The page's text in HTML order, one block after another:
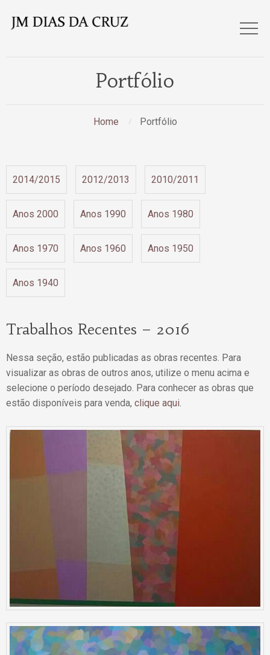
Portfólio
Home Portfólio
2014/2015 2012/2013 2010/2011
Anos 2000 Anos 1990 Anos 1980
Anos 1970 Anos 1960 Anos 1950
Anos 1940
Trabalhos Recentes – 2016
Nessa seção, estão publicadas as obras recentes. Para
visualizar as obras de outros anos, utilize o menu acima e
selecione o período desejado. Para conhecer as obras que
estão disponíveis para venda, clique aqui.